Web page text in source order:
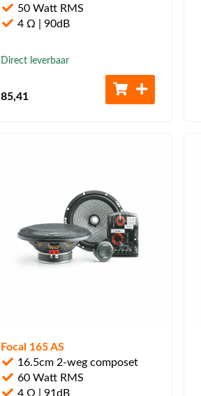
50 Watt RMS
4 Ω | 90dB
Direct leverbaar
85,41
Focal 165 AS
16.5cm 2-weg composet
60 Watt RMS
4 Ω | 91dB